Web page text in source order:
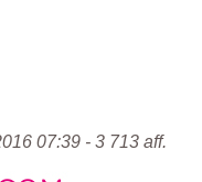
07:39 - 3 713 aff.